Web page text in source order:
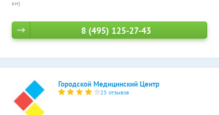
км)
8 (495) 125-27-43
Городской Медицинский Центр
25 отзывов